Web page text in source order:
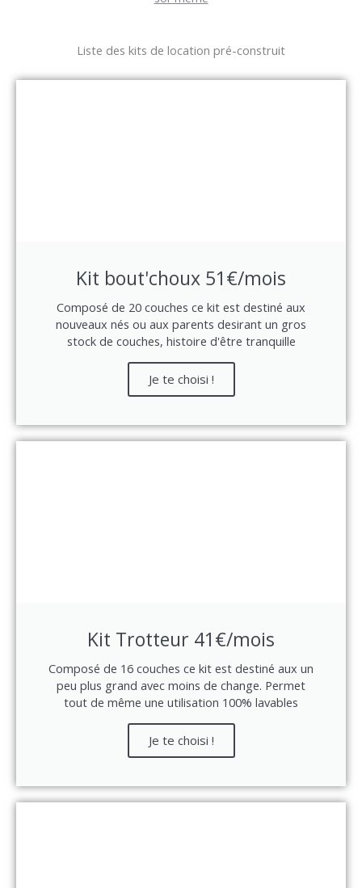
Liste des kits de location pré-construit
Kit bout'choux 51€/mois
Composé de 20 couches ce kit est destiné aux
nouveaux nés ou aux parents desirant un gros
stock de couches, histoire d'être tranquille
Je te choisi !
Kit Trotteur 41€/mois
Composé de 16 couches ce kit est destiné aux un
peu plus grand avec moins de change. Permet
tout de même une utilisation 100% lavables
Je te choisi !